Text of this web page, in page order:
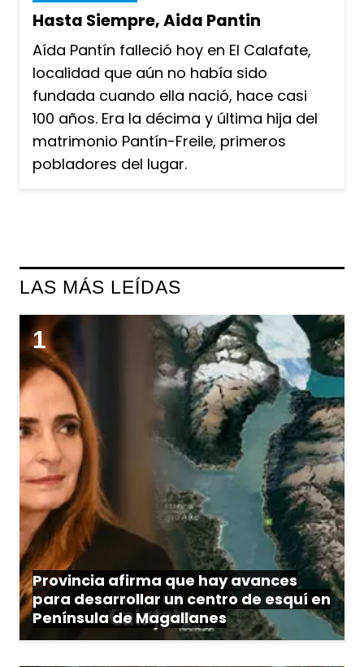
Hasta Siempre, Aida Pantin
Aída Pantín falleció hoy en El Calafate,
localidad que aún no había sido
fundada cuando ella nació, hace casi
100 años. Era la décima y última hija del
matrimonio Pantín-Freile, primeros
pobladores del lugar.
LAS MÁS LEÍDAS
Provincia afirma que hay avances
para desarrollar un centro de esquí en
Península de Magallanes